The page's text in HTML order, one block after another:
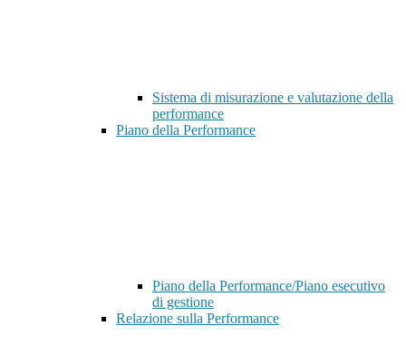
Sistema di misurazione e valutazione della
performance
Piano della Performance
Piano della Performance/Piano esecutivo
di gestione
Relazione sulla Performance